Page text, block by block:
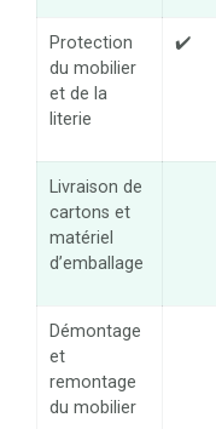
Protection
du mobilier
et de la
literie
✔️
Livraison de
cartons et
matériel
d’emballage
Démontage
et
remontage
du mobilier